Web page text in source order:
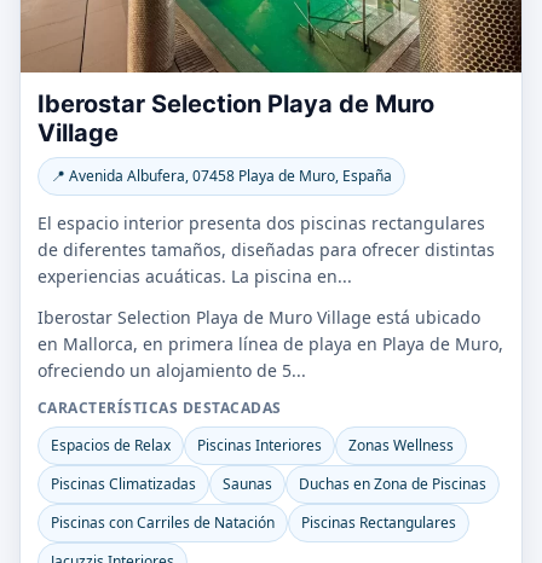
Iberostar Selection Playa de Muro
Village
📍 Avenida Albufera, 07458 Playa de Muro, España
El espacio interior presenta dos piscinas rectangulares
de diferentes tamaños, diseñadas para ofrecer distintas
experiencias acuáticas. La piscina en...
Iberostar Selection Playa de Muro Village está ubicado
en Mallorca, en primera línea de playa en Playa de Muro,
ofreciendo un alojamiento de 5...
CARACTERÍSTICAS DESTACADAS
Espacios de Relax
Piscinas Interiores
Zonas Wellness
Piscinas Climatizadas
Saunas
Duchas en Zona de Piscinas
Piscinas con Carriles de Natación
Piscinas Rectangulares